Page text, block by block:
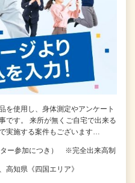
を使用し、身体測定やアンケート
です。 来所が無くご自宅で出来る
実施する案件もございます…
ー参加につき） ※完全出来高制
高知県《四国エリア》